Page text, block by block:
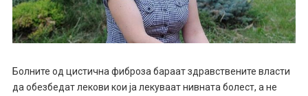
Болните од цистична фиброза бараат здравствените власти
да обезбедат лекови кои ја лекуваат нивната болест, а не